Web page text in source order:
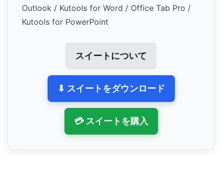
Outlook / Kutools for Word / Office Tab Pro /
Kutools for PowerPoint
スイートについて
⬇ スイートをダウンロード
💳 スイートを購入